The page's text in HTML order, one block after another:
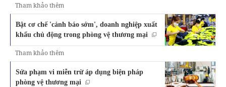
Tham khảo thêm
Bật cơ chế 'cảnh báo sớm', doanh nghiệp xuất
khẩu chủ động trong phòng vệ thương mại
Tham khảo thêm
Sửa phạm vi miễn trừ áp dụng biện pháp
phòng vệ thương mại